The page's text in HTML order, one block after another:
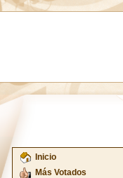
Inicio
Más Votados